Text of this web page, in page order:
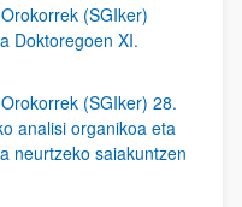
(SGIker)
Doktoregoen XI.
(SGIker) 28.
analisi organikoa eta
neurtzeko saiakuntzen